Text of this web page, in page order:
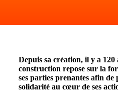
Depuis sa création, il y a
construction repose sur la
ses parties prenantes afin de
solidarité au cœur de ses